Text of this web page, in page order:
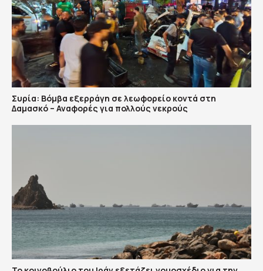
Συρία: Βόμβα εξερράγη σε λεωφορείο κοντά στη
Δαμασκό – Αναφορές για πολλούς νεκρούς